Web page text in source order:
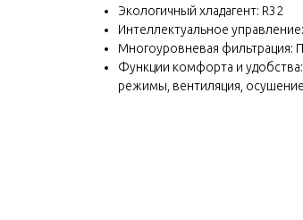
Экологичный хладагент: R32
Интеллектуальное
Многоуровневая фильтрация:
Функции комфорта и
режимы, вентиляция, осушение